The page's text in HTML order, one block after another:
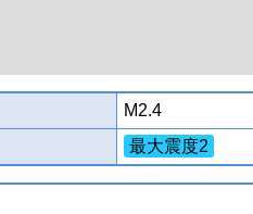
M2.4
最大震度2